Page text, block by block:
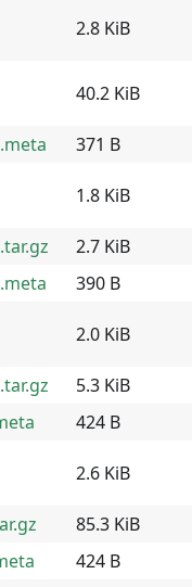
2.8 KiB
40.2 KiB
371 B
1.8 KiB
2.7 KiB
390 B
2.0 KiB
5.3 KiB
424 B
2.6 KiB
85.3 KiB
424 B